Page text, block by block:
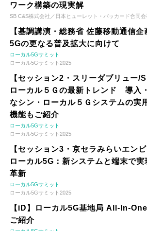
ワーク構築の現実解
SB C&S株式会社／日本ヒューレット・パッカード合同会
【基調講演・総務省 佐藤移動通信
5Gの更なる普及拡大に向けて
ローカル5Gサミット
ローカル5Gサミット2025
【セッション2・スリーダブリュー/
ローカル５Ｇの最新トレンド 導入
なシン・ローカル５Ｇシステムの実
機能もご紹介
ローカル5Gサミット
ローカル5Gサミット2025
【セッション3・京セラみらいエン
ローカル5G：新システムと端末で実
革新
ローカル5Gサミット
ローカル5Gサミット2025
【iD】ローカル5G基地局 All-In-
ご紹介